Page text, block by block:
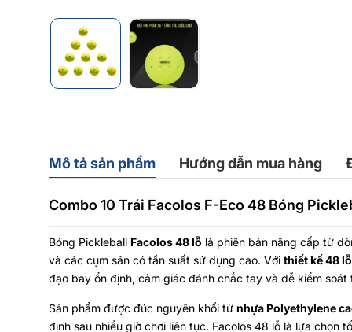
Mô tả sản phẩm Hướng dẫn mua hàng
Combo 10 Trái Facolos F-Eco 48 Bóng
Bóng Pickleball Facolos 48 lỗ là phiên bản nâng cấp từ
và các cụm sân có tần suất sử dụng cao. Với thiết kế 48
đạo bay ổn định, cảm giác đánh chắc tay và dễ kiểm
Sản phẩm được đúc nguyên khối từ nhựa Polyethylene
định sau nhiều giờ chơi liên tục. Facolos 48 lỗ là lựa chọn